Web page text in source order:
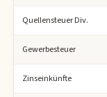
Quellensteuer Div.
Gewerbesteuer
Zinseinkünfte